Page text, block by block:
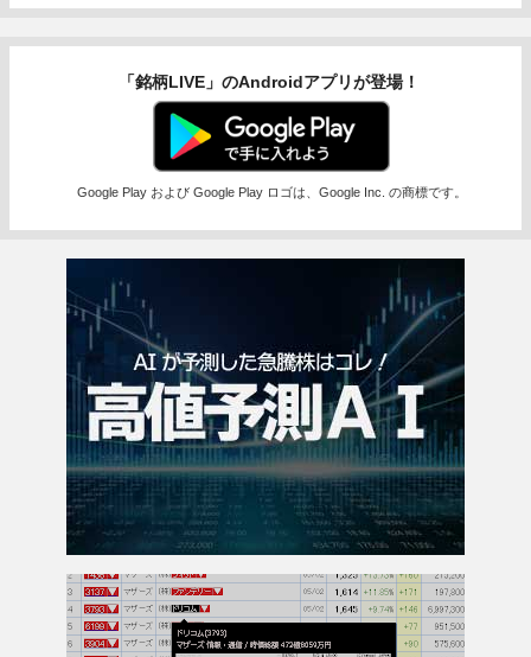
「銘柄LIVE」のAndroidアプリが登場！
Google Play および Google Play ロゴは、Google Inc. の商標です。